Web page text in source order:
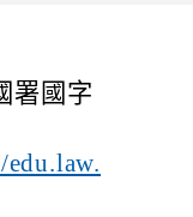
署國字